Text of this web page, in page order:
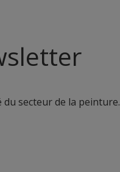
secteur de la peinture.